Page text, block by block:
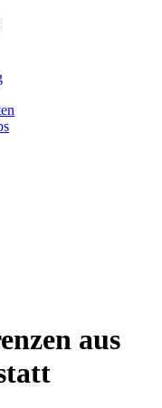
aus